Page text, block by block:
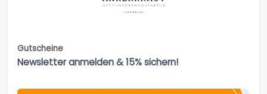
Gutscheine
Newsletter anmelden & 15% sichern!